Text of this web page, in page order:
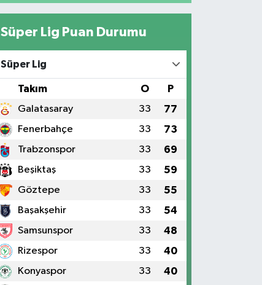
Süper Lig Puan Durumu
Süper Lig
Takım O P
Galatasaray 33 77
Fenerbahçe 33 73
Trabzonspor 33 69
Beşiktaş 33 59
Göztepe 33 55
Başakşehir 33 54
Samsunspor 33 48
Rizespor 33 40
Konyaspor 33 40